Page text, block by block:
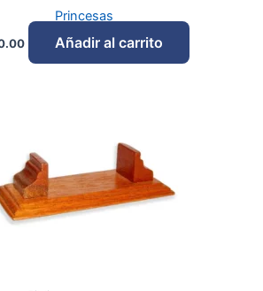
Princesas
Añadir al carrito